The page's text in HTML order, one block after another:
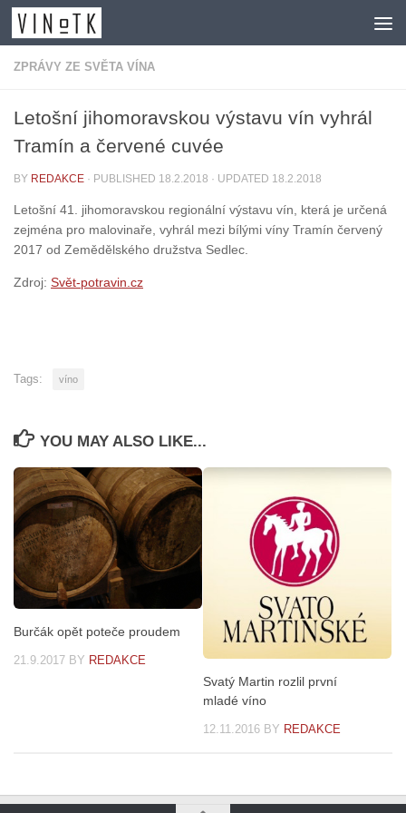
Skip to content
ZPRÁVY ZE SVĚTA VÍNA
Letošní jihomoravskou výstavu vín vyhrál
Tramín a červené cuvée
BY REDAKCE · PUBLISHED 18.2.2018 · UPDATED 18.2.2018
Letošní 41. jihomoravskou regionální výstavu vín, která je určená
zejména pro malovinaře, vyhrál mezi bílými víny Tramín červený
2017 od Zemědělského družstva Sedlec.
Zdroj: Svět-potravin.cz
Tags: víno
YOU MAY ALSO LIKE...
Burčák opět poteče proudem
21.9.2017 BY REDAKCE
Svatý Martin rozlil první
mladé víno
12.11.2016 BY REDAKCE